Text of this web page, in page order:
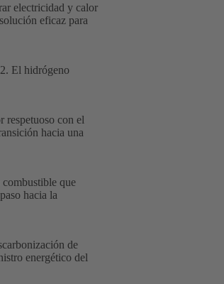
electricidad y calor
eficaz para
El hidrógeno
respetuoso con el
hacia una
que
hacia la
de
energético del